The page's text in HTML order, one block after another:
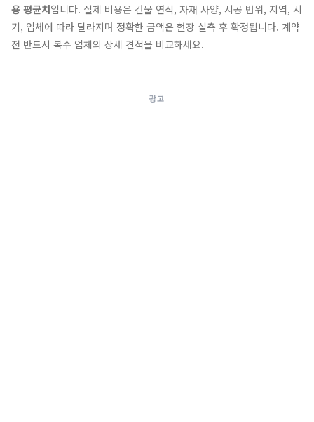
용 평균치입니다. 실제 비용은 건물 연식, 자재 사양, 시공 범위, 지역, 시
기, 업체에 따라 달라지며 정확한 금액은 현장 실측 후 확정됩니다. 계약
전 반드시 복수 업체의 상세 견적을 비교하세요.
광고